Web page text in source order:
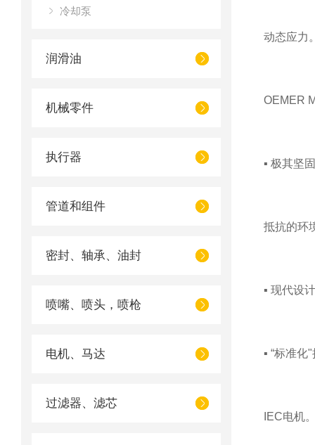
冷却泵
润滑油
机械零件
执行器
管道和组件
密封、轴承、油封
喷嘴、喷头，喷枪
电机、马达
过滤器、滤芯
动态应力
OEMER
▪ 极其坚
抵抗的环
▪ 现代设
▪ “标准化
IEC电机